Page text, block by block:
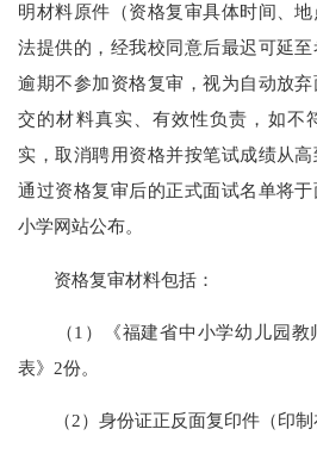
明材料原件（资格复审具体时间、
法提供的，经我校同意后最迟可延
逾期不参加资格复审，视为自动放
交的材料真实、有效性负责，如不
实，取消聘用资格并按笔试成绩从高
通过资格复审后的正式面试名单将
小学网站公布。
资格复审材料包括：
（1）《福建省中小学幼儿园教
表》2份。
（2）身份证正反面复印件（印制